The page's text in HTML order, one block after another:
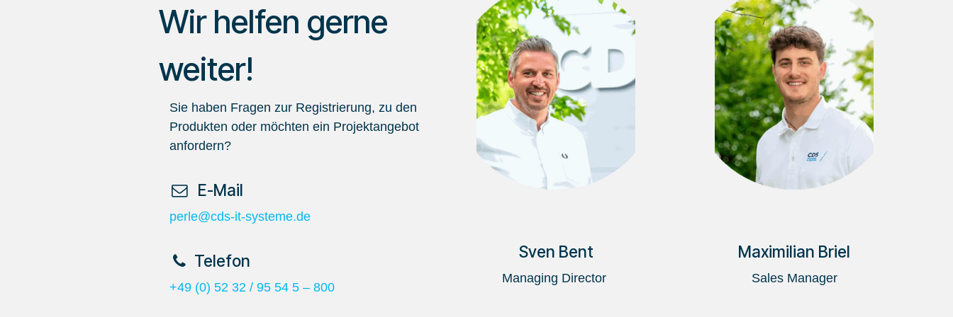
Wir helfen gerne
weiter!
Sie haben Fragen zur Registrierung, zu den
Produkten oder möchten ein Projektangebot
anfordern?
​ E-Mail
perle@cds-it-systeme.de
​Telefon
+49 (0) 52 32 / 95 54 5 – 800
Sven Bent
Managing Director
Maximilian Briel
Sales Manager